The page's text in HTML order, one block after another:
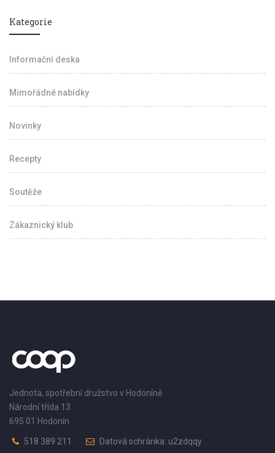
Kategorie
Informační deska
Mimořádné nabídky
Novinky
Recepty
Soutěže
Zákaznický klub
Jednota, spotřební družstvo v Hodoníně
Národní třída 13
695 01 Hodonín
518 389 211
Datová schránka: u2zdqqy